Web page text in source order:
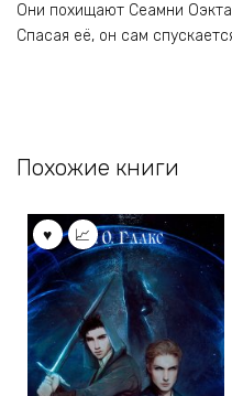
Они похищают Сеамни
Спасая её, он сам
Похожие книги